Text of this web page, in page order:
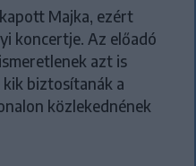
Majka, ezért
koncertje. Az előadó
azt is
biztosítanák a
közlekednének